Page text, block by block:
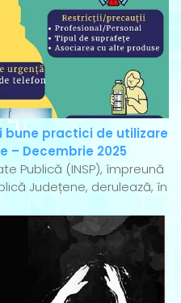
bune practici de utilizare
– Decembrie 2025
Publică (INSP), împreună
Județene, derulează, în